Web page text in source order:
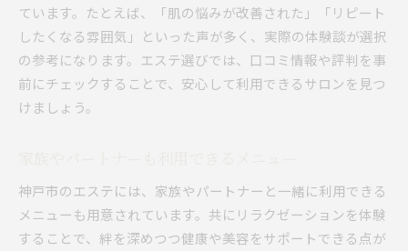
ています。たとえば、「肌の悩みが改善された」「リピート
したくなる雰囲気」といった声が多く、実際の体験談が選択
の参考になります。エステ選びでは、口コミ情報や評判を事
前にチェックすることで、安心して利用できるサロンを見つ
けましょう。
神戸市のエステには、家族やパートナーと一緒に利用できる
メニューも用意されています。共にリラクゼーションを体験
することで、絆を深めつつ健康や美容をサポートできる点が